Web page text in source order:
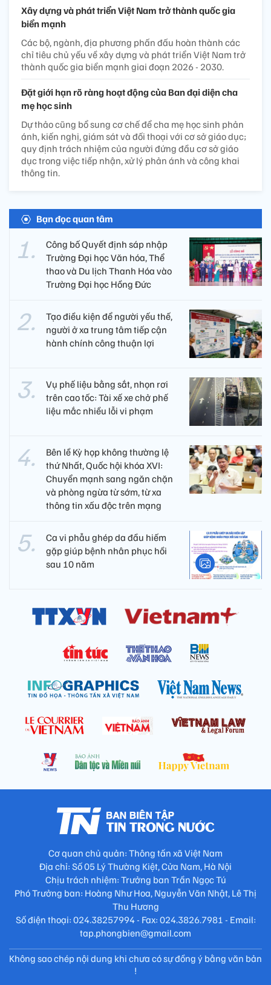
Xây dựng và phát triển Việt Nam trở thành quốc gia
biển mạnh
Các bộ, ngành, địa phương phấn đấu hoàn thành các
chỉ tiêu chủ yếu về xây dựng và phát triển Việt Nam trở
thành quốc gia biển mạnh giai đoạn 2026 - 2030.
Đặt giới hạn rõ ràng hoạt động của Ban đại diện cha
mẹ học sinh
Dự thảo cũng bổ sung cơ chế để cha mẹ học sinh phản
ánh, kiến nghị, giám sát và đối thoại với cơ sở giáo dục;
quy định trách nhiệm của người đứng đầu cơ sở giáo
dục trong việc tiếp nhận, xử lý phản ánh và công khai
thông tin.
Bạn đọc quan tâm
Công bố Quyết định sáp nhập
Trường Đại học Văn hóa, Thể
thao và Du lịch Thanh Hóa vào
Trường Đại học Hồng Đức
Tạo điều kiện để người yếu thế,
người ở xa trung tâm tiếp cận
hành chính công thuận lợi
Vụ phế liệu bằng sắt, nhọn rơi
trên cao tốc: Tài xế xe chở phế
liệu mắc nhiều lỗi vi phạm
Bên lề Kỳ họp không thường lệ
thứ Nhất, Quốc hội khóa XVI:
Chuyển mạnh sang ngăn chặn
và phòng ngừa từ sớm, từ xa
thông tin xấu độc trên mạng
Ca vi phẫu ghép da đầu hiếm
gặp giúp bệnh nhân phục hồi
sau 10 năm
Cơ quan chủ quản: Thông tấn xã Việt Nam
Địa chỉ: Số 05 Lý Thường Kiệt, Cửa Nam, Hà Nội
Chịu trách nhiệm: Trưởng ban Trần Ngọc Tú
Phó Trưởng ban: Hoàng Như Hoa, Nguyễn Văn Nhật, Lê Thị
Thu Hương
Số điện thoại: 024.38257994 - Fax: 024.3826.7981 - Email:
tap.phongbien@gmail.com
Không sao chép nội dung khi chưa có sự đồng ý bằng văn bản
!